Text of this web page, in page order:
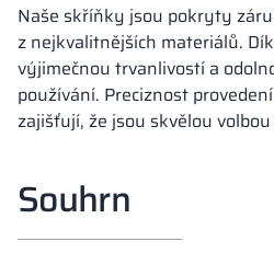
Naše skříňky jsou pokryty
z nejkvalitnějších materiálů.
výjimečnou trvanlivostí a
používání. Preciznost
zajišťují, že jsou skvělou
Souhrn